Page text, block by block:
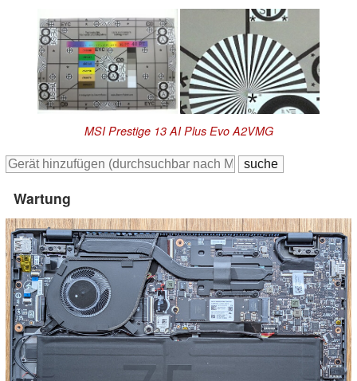
MSI Prestige 13 AI Plus Evo A2VMG
Wartung